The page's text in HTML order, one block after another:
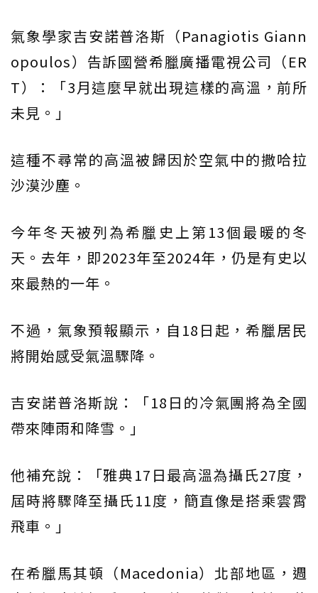
氣象學家吉安諾普洛斯（Panagiotis Giann
opoulos）告訴國營希臘廣播電視公司（ER
T）：「3月這麼早就出現這樣的高溫，前所
未見。」
這種不尋常的高溫被歸因於空氣中的撒哈拉
沙漠沙塵。
今年冬天被列為希臘史上第13個最暖的冬
天。去年，即2023年至2024年，仍是有史以
來最熱的一年。
不過，氣象預報顯示，自18日起，希臘居民
將開始感受氣溫驟降。
吉安諾普洛斯說：「18日的冷氣團將為全國
帶來陣雨和降雪。」
他補充說：「雅典17日最高溫為攝氏27度，
屆時將驟降至攝氏11度，簡直像是搭乘雲霄
飛車。」
在希臘馬其頓（Macedonia）北部地區，週